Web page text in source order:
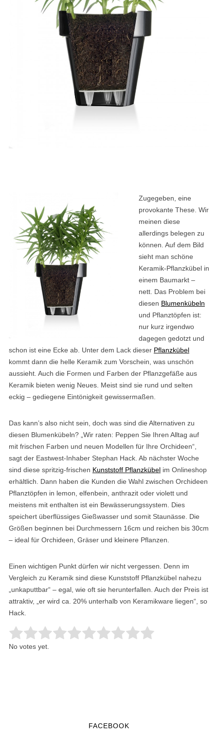
Zugegeben, eine
provokante These. Wir
meinen diese
allerdings belegen zu
können. Auf dem Bild
sieht man schöne
Keramik-Pflanzkübel in
einem Baumarkt –
nett. Das Problem bei
diesen Blumenkübeln
und Pflanztöpfen ist:
nur kurz irgendwo
dagegen gedotzt und
schon ist eine Ecke ab. Unter dem Lack dieser Pflanzkübel
kommt dann die helle Keramik zum Vorschein, was unschön
aussieht. Auch die Formen und Farben der Pflanzgefäße aus
Keramik bieten wenig Neues. Meist sind sie rund und selten
eckig – gediegene Eintönigkeit gewissermaßen.
Das kann’s also nicht sein, doch was sind die Alternativen zu
diesen Blumenkübeln? „Wir raten: Peppen Sie Ihren Alltag auf
mit frischen Farben und neuen Modellen für Ihre Orchideen“,
sagt der Eastwest-Inhaber Stephan Hack. Ab nächster Woche
sind diese spritzig-frischen Kunststoff Pflanzkübelim Onlineshop
erhältlich. Dann haben die Kunden die Wahl zwischen Orchideen
Pflanztöpfen in lemon, elfenbein, anthrazit oder violett und
meistens mit enthalten ist ein Bewässerungssystem. Dies
speichert überflüssiges Gießwasser und somit Staunässe. Die
Größen beginnen bei Durchmessern 16cm und reichen bis 30cm
– ideal für Orchideen, Gräser und kleinere Pflanzen.
Einen wichtigen Punkt dürfen wir nicht vergessen. Denn im
Vergleich zu Keramik sind diese Kunststoff Pflanzkübel nahezu
„unkaputtbar“ – egal, wie oft sie herunterfallen. Auch der Preis ist
attraktiv, „er wird ca. 20% unterhalb von Keramikware liegen“, so
Hack.
Rate this item:
Submit Rating
No votes yet.
FACEBOOK